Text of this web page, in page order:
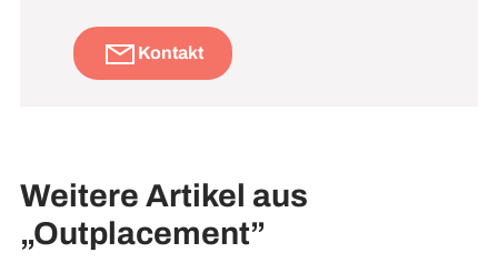
Kontakt
Weitere Artikel aus
„Outplacement”